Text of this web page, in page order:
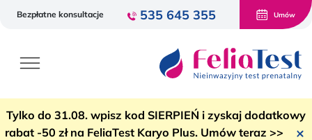
Bezpłatne konsultacje 535 645 355 Umów
Tylko do 31.08. wpisz kod SIERPIEŃ i zyskaj dodatkowy
rabat -50 zł na FeliaTest Karyo Plus. Umów teraz >>